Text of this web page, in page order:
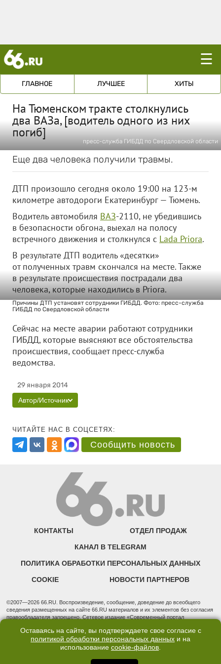
☰
ГЛАВНОЕ ЛУЧШЕЕ ХИТЫ
На Тюменском тракте столкнулись
два ВАЗа, [водитель одного из них
погиб]
пресс-служба ГИБДД по Свердловской области
Еще два человека получили травмы.
ДТП произошло сегодня около 19:00 на 123-м
километре автодороги Екатеринбург — Тюмень.
Водитель автомобиля ВАЗ-2110, не убедившись
в безопасности обгона, выехал на полосу
встречного движения и столкнулся с Lada Priora.
В результате ДТП водитель «десятки»
от полученных травм скончался на месте. Также
в результате происшествия пострадали два
человека, которые находились в Priora.
Причины ДТП установят сотрудники ГИБДД. Фото: пресс-служба
ГИБДД по Свердловской области
Сейчас на месте аварии работают сотрудники
ГИБДД, которые выясняют все обстоятельства
происшествия, сообщает пресс-служба
ведомства.
29 января 2014
Автор/Источник
ЧИТАЙТЕ НАС В СОЦСЕТЯХ:
Сообщить новость
КОНТАКТЫ ОТДЕЛ ПРОДАЖ
КАНАЛ В TELEGRAM
ПОЛИТИКА ОБРАБОТКИ ПЕРСОНАЛЬНЫХ ДАННЫХ
COOKIE НОВОСТИ ПАРТНЕРОВ
©2007—2026 66.RU. Воспроизведение, сообщение, доведение до всеобщего
сведения размещенных на сайте 66.RU материалов и их элементов без согласия
правообладателя запрещено. Сетевое издание «Современный портал
надзору в сфере связи, информационных технологий и массовых коммуникаций
(Роскомнадзор). Регистрационный номер ЭЛ № ФС 77 - 76634 от 02.09.2019
Учредитель: Общество с ограниченной ответственностью "66.ру". Юридический
3, оф. 7015 Фактический адрес редакции и отдела продаж: 620014, Свердловская
Оставаясь на сайте, вы подтверждаете свое согласие с
политикой обработки персональных данных и на
использование cookie-файлов.